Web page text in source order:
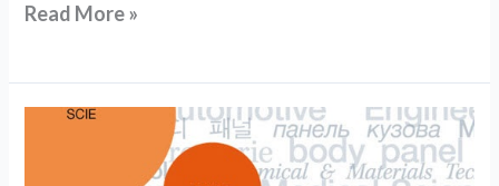
Read More »
L’avenir